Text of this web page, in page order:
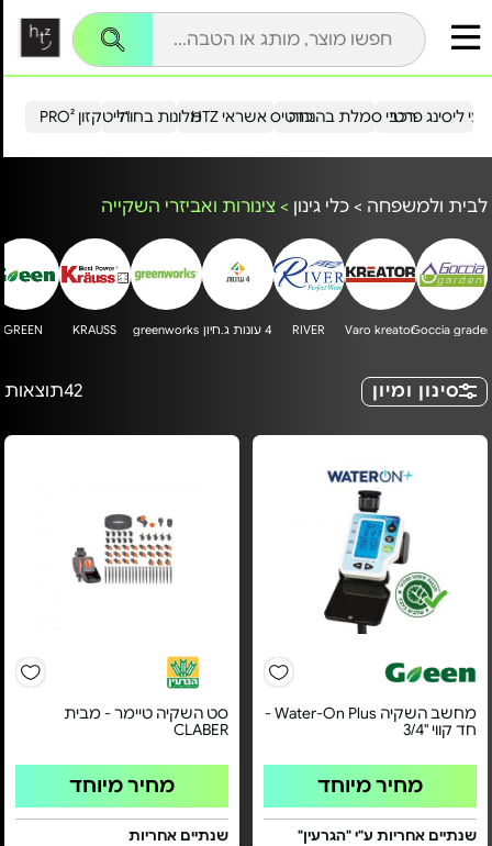
הייטקזון PRO²מלונות בחו"ל כרטיס אשראי HTZ ליסינג פרטירכבי סמלת בהנחה
לבית ולמשפחה > כלי גינון > צינורות ואביזרי השקייה
Goccia graden
Varo kreator
RIVER 4 עונות ג.חיון greenworks
KRAUSS
GREEN
סינון ומיון 42תוצאות
מחשב השקיה Water-On Plus -
חד קווי "3/4
מחיר מיוחד
שנתיים אחריות ע"י "הגרעין"
סט השקיה טיימר - מבית
CLABER
מחיר מיוחד
שנתיים אחריות